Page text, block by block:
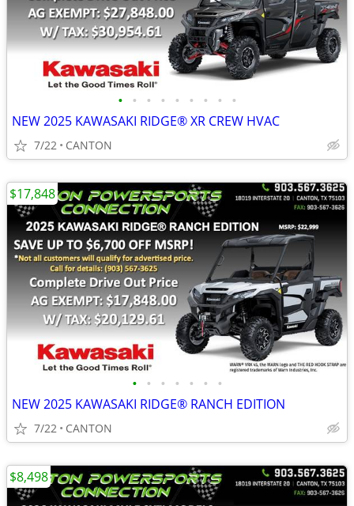
• • • • • • • • •
NEW 2025 KAWASAKI RIDGE® XR CREW HVAC
7/22 CANTON
• • • • • • •
NEW 2025 KAWASAKI RIDGE® RANCH EDITION
7/22 CANTON
$17,848
$8,498